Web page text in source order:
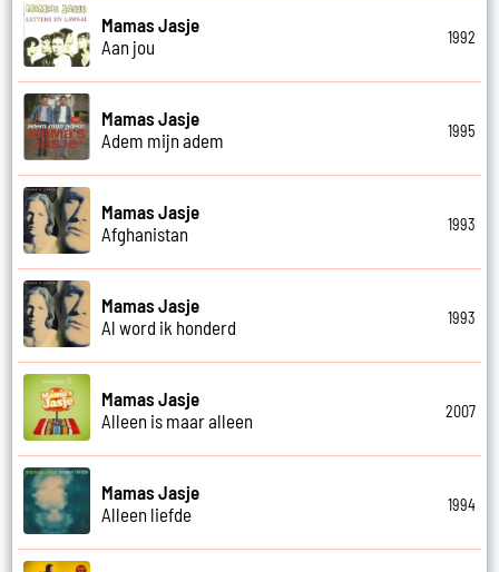
Mamas Jasje
Aan jou
1992
Mamas Jasje
Adem mijn adem
1995
Mamas Jasje
Afghanistan
1993
Mamas Jasje
Al word ik honderd
1993
Mamas Jasje
Alleen is maar alleen
2007
Mamas Jasje
Alleen liefde
1994